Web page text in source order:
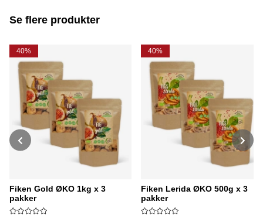
Se flere produkter
40%
Fiken Gold ØKO 1kg x 3
pakker
40%
Fiken Lerida ØKO 500g x 3
pakker